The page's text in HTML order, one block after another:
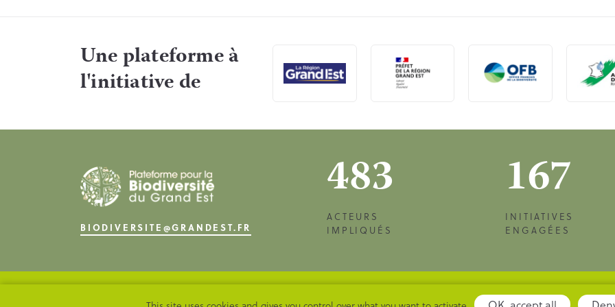
Une plateforme à
l'initiative de
BIODIVERSITE@GRANDEST.FR
483
ACTEURS
IMPLIQUÉS
167
INITIATIVES
ENGAGÉES
INSCRIPTION